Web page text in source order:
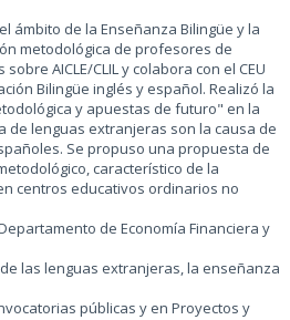
ámbito de la Enseñanza Bilingüe y la
metodológica de profesores de
AICLE/CLIL y colabora con el CEU
Bilingüe inglés y español. Realizó la
y apuestas de futuro" en la
de lenguas extranjeras son la causa de
Se propuso una propuesta de
característico de la
centros educativos ordinarios no
de Economía Financiera y
las lenguas extranjeras, la enseñanza
públicas y en Proyectos y